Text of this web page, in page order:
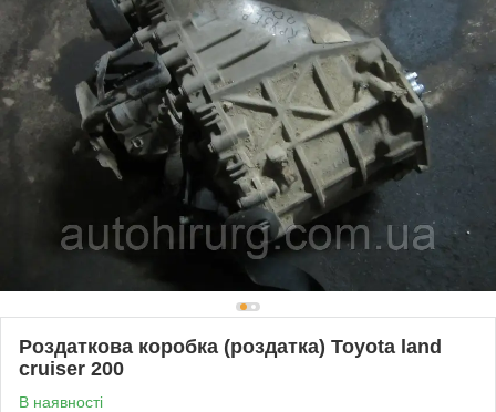
Роздаткова коробка (роздатка) Toyota land
cruiser 200
В наявності